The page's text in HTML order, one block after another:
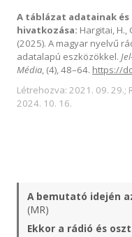
A táblázat adatainak és
hivatkozása: Hargitai, H.,
(2025). A magyar nyelvű
adatalapú eszközökkel.
Média, (4), 48–64. https://
Létrehozva: 2021. 09. 29.;
2024. 10. 16.
A bemutató idején
(MR)
Ekkor a rádió és